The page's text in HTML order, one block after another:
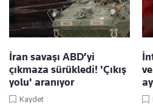
İran savaşı ABD’yi
çıkmaza sürükledi! 'Çıkış
yolu' aranıyor
Kaydet